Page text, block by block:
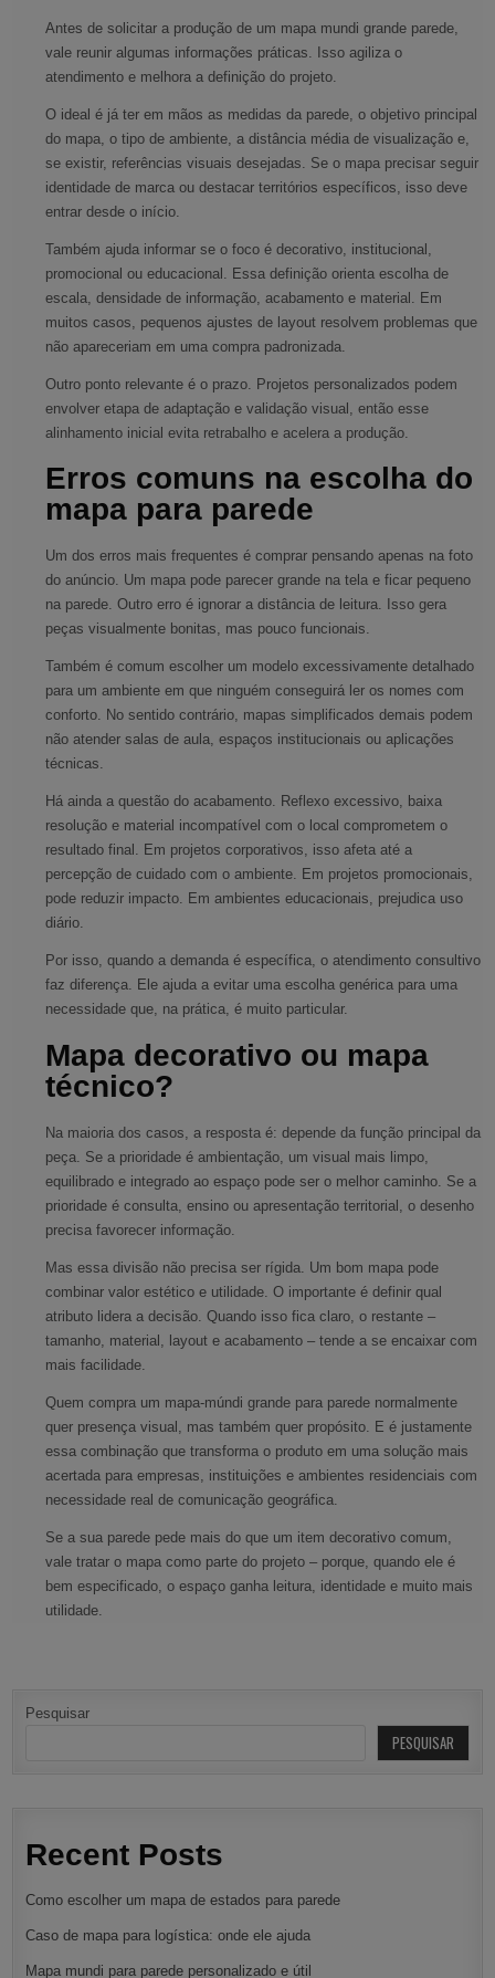
Antes de solicitar a produção de um mapa mundi grande parede,
vale reunir algumas informações práticas. Isso agiliza o
atendimento e melhora a definição do projeto.
O ideal é já ter em mãos as medidas da parede, o objetivo principal
do mapa, o tipo de ambiente, a distância média de visualização e,
se existir, referências visuais desejadas. Se o mapa precisar seguir
identidade de marca ou destacar territórios específicos, isso deve
entrar desde o início.
Também ajuda informar se o foco é decorativo, institucional,
promocional ou educacional. Essa definição orienta escolha de
escala, densidade de informação, acabamento e material. Em
muitos casos, pequenos ajustes de layout resolvem problemas que
não apareceriam em uma compra padronizada.
Outro ponto relevante é o prazo. Projetos personalizados podem
envolver etapa de adaptação e validação visual, então esse
alinhamento inicial evita retrabalho e acelera a produção.
Erros comuns na escolha do
mapa para parede
Um dos erros mais frequentes é comprar pensando apenas na foto
do anúncio. Um mapa pode parecer grande na tela e ficar pequeno
na parede. Outro erro é ignorar a distância de leitura. Isso gera
peças visualmente bonitas, mas pouco funcionais.
Também é comum escolher um modelo excessivamente detalhado
para um ambiente em que ninguém conseguirá ler os nomes com
conforto. No sentido contrário, mapas simplificados demais podem
não atender salas de aula, espaços institucionais ou aplicações
técnicas.
Há ainda a questão do acabamento. Reflexo excessivo, baixa
resolução e material incompatível com o local comprometem o
resultado final. Em projetos corporativos, isso afeta até a
percepção de cuidado com o ambiente. Em projetos promocionais,
pode reduzir impacto. Em ambientes educacionais, prejudica uso
diário.
Por isso, quando a demanda é específica, o atendimento consultivo
faz diferença. Ele ajuda a evitar uma escolha genérica para uma
necessidade que, na prática, é muito particular.
Mapa decorativo ou mapa
técnico?
Na maioria dos casos, a resposta é: depende da função principal da
peça. Se a prioridade é ambientação, um visual mais limpo,
equilibrado e integrado ao espaço pode ser o melhor caminho. Se a
prioridade é consulta, ensino ou apresentação territorial, o desenho
precisa favorecer informação.
Mas essa divisão não precisa ser rígida. Um bom mapa pode
combinar valor estético e utilidade. O importante é definir qual
atributo lidera a decisão. Quando isso fica claro, o restante –
tamanho, material, layout e acabamento – tende a se encaixar com
mais facilidade.
Quem compra um mapa-múndi grande para parede normalmente
quer presença visual, mas também quer propósito. E é justamente
essa combinação que transforma o produto em uma solução mais
acertada para empresas, instituições e ambientes residenciais com
necessidade real de comunicação geográfica.
Se a sua parede pede mais do que um item decorativo comum,
vale tratar o mapa como parte do projeto – porque, quando ele é
bem especificado, o espaço ganha leitura, identidade e muito mais
utilidade.
Pesquisar
PESQUISAR
Recent Posts
Como escolher um mapa de estados para parede
Caso de mapa para logística: onde ele ajuda
Mapa mundi para parede personalizado e útil